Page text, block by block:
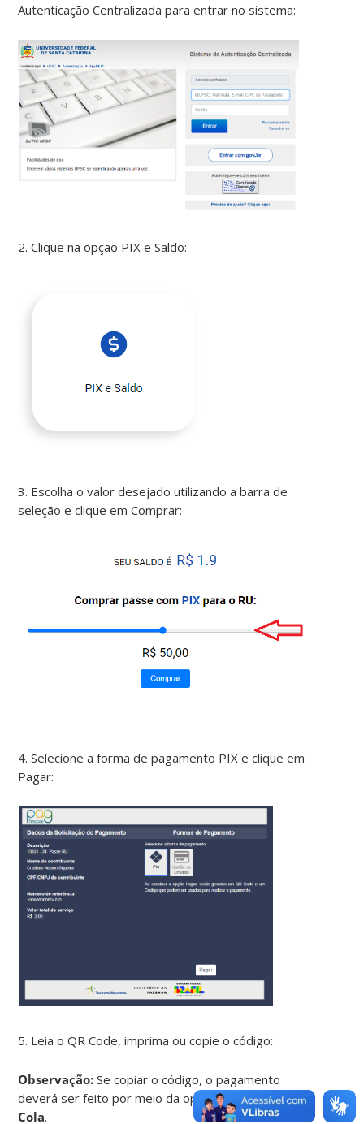
Autenticação Centralizada para entrar no sistema:
2. Clique na opção PIX e Saldo:
3. Escolha o valor desejado utilizando a barra de
seleção e clique em Comprar:
4. Selecione a forma de pagamento PIX e clique em
Pagar:
5. Leia o QR Code, imprima ou copie o código:
Observação:Se copiar o código, o pagamento
deverá ser feito por meio da opçãoPix Copia e
Cola.